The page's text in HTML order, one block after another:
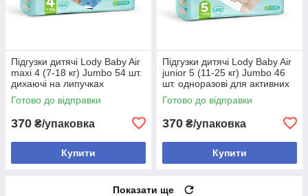
Підгузки дитячі Lody Baby Air
maxi 4 (7-18 кг) Jumbo 54 шт.
дихаючі на липучках
Готово до відправки
370 ₴/упаковка
Купити
Підгузки дитячі Lody Baby Air
junior 5 (11-25 кг) Jumbo 46
шт. одноразові для активних
дітей
Готово до відправки
370 ₴/упаковка
Купити
Показати ще